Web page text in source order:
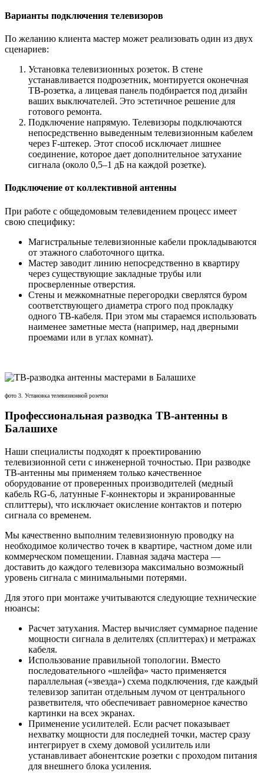
Варианты подключения телевизоров
По желанию клиента мастер может реализовать один из двух
сценариев:
Установка телевизионных розеток. В стене
устанавливается подрозетник, монтируется оконечная
ТВ-розетка, а лицевая панель подбирается под дизайн
ваших выключателей. Это эстетичное решение для
готового ремонта.
Подключение напрямую. Телевизоры подключаются
непосредственно выведенным телевизионным кабелем
через F-штекер. Этот способ исключает лишнее
соединение, которое дает дополнительное затухание
сигнала (около 0,5–1 дБ на каждой розетке).
Подключение от коллективной антенны
При работе с общедомовым телевидением процесс имеет
свою специфику:
Магистральные телевизионные кабели прокладываются
от этажного слаботочного щитка.
Мастер заводит линию непосредственно в квартиру
через существующие закладные трубы или
просверленные отверстия.
Стены и межкомнатные перегородки сверлятся буром
соответствующего диаметра строго под прокладку
одного ТВ-кабеля. При этом мы стараемся использовать
наименее заметные места (например, над дверными
проемами или в углах комнат).
фото 3. Установка телевизионной розетки
Профессиональная разводка ТВ-антенны в
Балашихе
Наши специалисты подходят к проектированию
телевизионной сети с инженерной точностью. При разводке
ТВ-антенны мы применяем только качественное
оборудование от проверенных производителей (медный
кабель RG-6, латунные F-коннекторы и экранированные
сплиттеры), что исключает окисление контактов и потерю
сигнала со временем.
Мы качественно выполним телевизионную проводку на
необходимое количество точек в квартире, частном доме или
коммерческом помещении. Главная задача мастера —
доставить до каждого телевизора максимально возможный
уровень сигнала с минимальными потерями.
Для этого при монтаже учитываются следующие технические
нюансы:
Расчет затухания. Мастер вычисляет суммарное падение
мощности сигнала в делителях (сплиттерах) и метражах
кабеля.
Использование правильной топологии. Вместо
последовательного «шлейфа» часто применяется
параллельная («звезда») схема подключения, где каждый
телевизор запитан отдельным лучом от центрального
разветвителя, что обеспечивает равномерное качество
картинки на всех экранах.
Применение усилителей. Если расчет показывает
нехватку мощности для последней точки, мастер сразу
интегрирует в схему домовой усилитель или
устанавливает абонентские розетки с проходом питания
для внешнего блока усиления.